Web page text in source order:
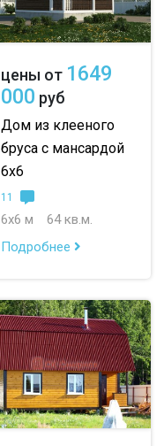
цены от 1649
000 руб
Дом из клееного
бруса с мансардой
6х6
11
6х6 м
64 кв.м.
Подробнее